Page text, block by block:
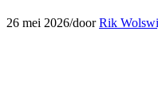
26 mei 2026/doorRik